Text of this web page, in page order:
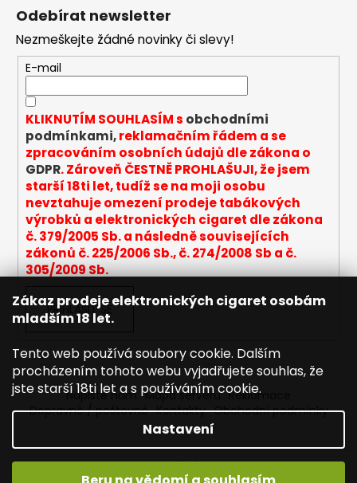
Zákaz prodeje elektronických cigaret osobám
mladším 18 let.
Tento web používá soubory cookie. Dalším
procházením tohoto webu vyjadřujete souhlas, že
jste starší 18ti let a s používáním cookie.
Nastavení
a
c
í
p
r
v
k
y
v
ý
p
i
s
u
Odebírat newsletter
Nezmeškejte žádné novinky či slevy!
E-mail
KLIKNUTÍM SOUHLASÍM s obchodními
podmínkami,reklamačním řádem a se
zpracováním osobních údajů dle zákona o
GDPR. Zároveň ČESTNĚ PROHLAŠUJI, že jsem
starší 18ti let, tudíž se na moji osobu
nevztahuje omezení prodeje tabákových
výrobků a elektronických cigaret dle zákona
č. 379/2005 Sb. a následně souvisejících
zákonů č. 225/2006 Sb., č. 274/2008 Sb a č.
305/2009 Sb.
PŘIHLÁSIT SE
Napište nám Mapa serveru Reklamace
Dopravné / poštovné Kontakty Obchodní podmínky
Vytvořil Shoptet